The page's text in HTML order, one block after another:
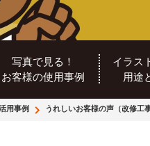
写真で見る！
お客様の使用事例
イラス
用途
用事例 うれしいお客様の声（改修工